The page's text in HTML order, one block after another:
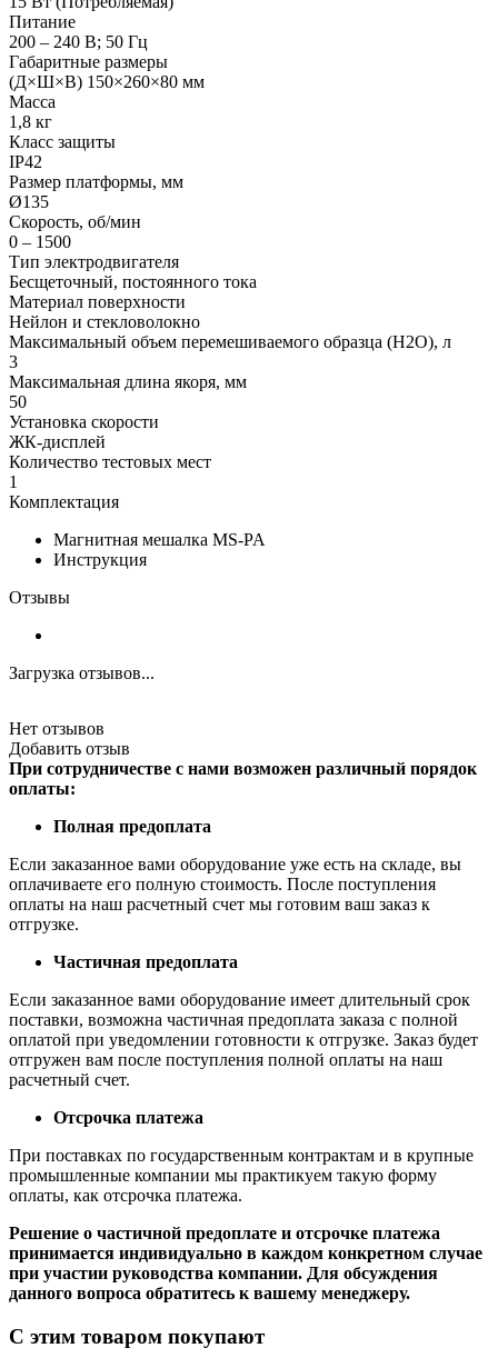
Питание
200 – 240 В; 50 Гц
Габаритные размеры
(Д×Ш×В) 150×260×80 мм
Масса
1,8 кг
Класс защиты
IP42
Размер платформы, мм
Ø135
Скорость, об/мин
0 – 1500
Тип электродвигателя
Бесщеточный, постоянного тока
Материал поверхности
Нейлон и стекловолокно
Максимальный объем перемешиваемого образца (Н2О), л
3
Максимальная длина якоря, мм
50
Установка скорости
ЖК-дисплей
Количество тестовых мест
1
Комплектация
Магнитная мешалка MS-PA
Инструкция
Отзывы
Загрузка отзывов...
Нет отзывов
Добавить отзыв
При сотрудничестве с нами возможен различный порядок
оплаты:
Полная предоплата
Если заказанное вами оборудование уже есть на складе, вы
оплачиваете его полную стоимость. После поступления
оплаты на наш расчетный счет мы готовим ваш заказ к
отгрузке.
Частичная предоплата
Если заказанное вами оборудование имеет длительный срок
поставки, возможна частичная предоплата заказа с полной
оплатой при уведомлении готовности к отгрузке. Заказ будет
отгружен вам после поступления полной оплаты на наш
расчетный счет.
Отсрочка платежа
При поставках по государственным контрактам и в крупные
промышленные компании мы практикуем такую форму
оплаты, как отсрочка платежа.
Решение о частичной предоплате и отсрочке платежа
принимается индивидуально в каждом конкретном случае
при участии руководства компании. Для обсуждения
данного вопроса обратитесь к вашему менеджеру.
С этим товаром покупают